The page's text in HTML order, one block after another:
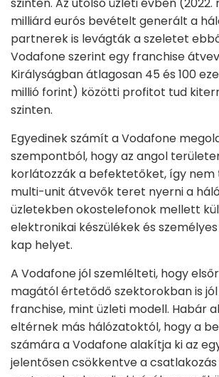
milliárd eurós bevételt generált a
partnerek is levágták a szeletet
Vodafone szerint egy franchise
Királyságban átlagosan 45 és 100
millió forint) közötti profitot tud
szinten.
Egyedinek számít a Vodafone
szempontból, hogy az angol
korlátozzák a befektetőket, így nem
multi-unit átvevők teret nyerni a
üzletekben okostelefonok mellett
elektronikai készülékek és
kap helyet.
A Vodafone jól szemlélteti, hogy
magától értetődő szektorokban is
franchise, mint üzleti modell. Habár
eltérnek más hálózatoktól, hogy a
számára a Vodafone alakítja ki az
jelentősen csökkentve a